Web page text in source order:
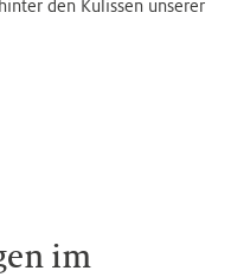
den Kulissen unserer
im